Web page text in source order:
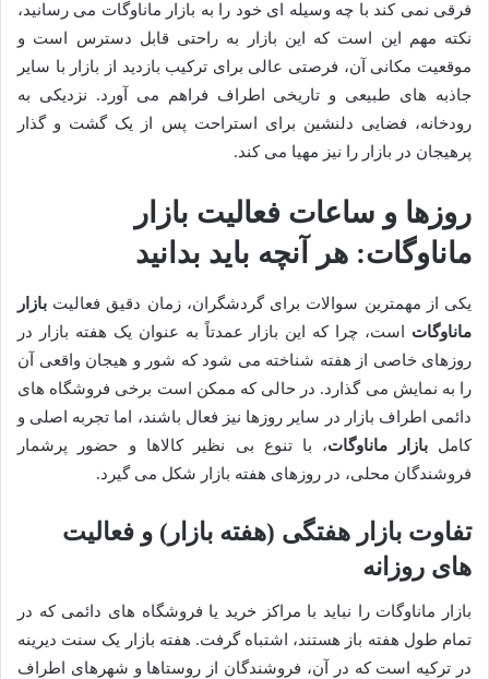
فرقی نمی کند با چه وسیله ای خود را به بازار ماناوگات می رسانید،
نکته مهم این است که این بازار به راحتی قابل دسترس است و
موقعیت مکانی آن، فرصتی عالی برای ترکیب بازدید از بازار با سایر
جاذبه های طبیعی و تاریخی اطراف فراهم می آورد. نزدیکی به
رودخانه، فضایی دلنشین برای استراحت پس از یک گشت و گذار
پرهیجان در بازار را نیز مهیا می کند.
روزها و ساعات فعالیت بازار
ماناوگات: هر آنچه باید بدانید
یکی از مهمترین سوالات برای گردشگران، زمان دقیق فعالیت بازار
ماناوگات است، چرا که این بازار عمدتاً به عنوان یک هفته بازار در
روزهای خاصی از هفته شناخته می شود که شور و هیجان واقعی آن
را به نمایش می گذارد. در حالی که ممکن است برخی فروشگاه های
دائمی اطراف بازار در سایر روزها نیز فعال باشند، اما تجربه اصلی و
کاملبازار ماناوگات، با تنوع بی نظیر کالاها و حضور پرشمار
فروشندگان محلی، در روزهای هفته بازار شکل می گیرد.
تفاوت بازار هفتگی (هفته بازار) و فعالیت
های روزانه
بازار ماناوگات را نباید با مراکز خرید یا فروشگاه های دائمی که در
تمام طول هفته باز هستند، اشتباه گرفت. هفته بازار یک سنت دیرینه
در ترکیه است که در آن، فروشندگان از روستاها و شهرهای اطراف